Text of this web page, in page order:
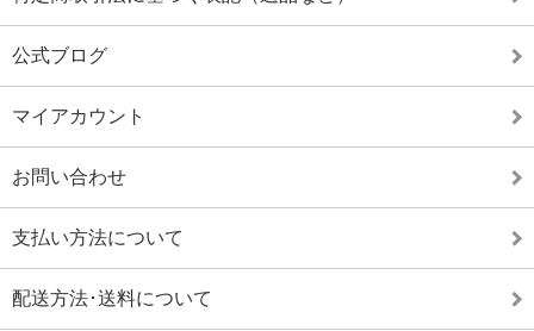
公式ブログ
マイアカウント
お問い合わせ
支払い方法について
配送方法･送料について